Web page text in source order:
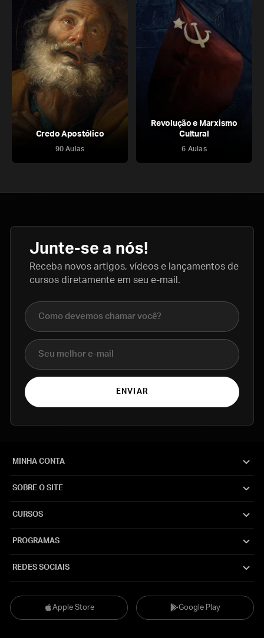
Credo Apostólico
90 Aulas
Revolução e Marxismo
Cultural
6 Aulas
Junte-se a nós!
Receba novos artigos, vídeos e lançamentos de
cursos diretamente em seu e-mail.
Nome completo
E-mail
ENVIAR
Apple Store Google Play
MINHA CONTA
SOBRE O SITE
CURSOS
PROGRAMAS
REDES SOCIAIS